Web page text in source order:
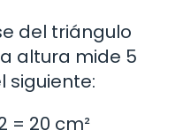
del triángulo
altura mide 5
siguiente:
= 20 cm²